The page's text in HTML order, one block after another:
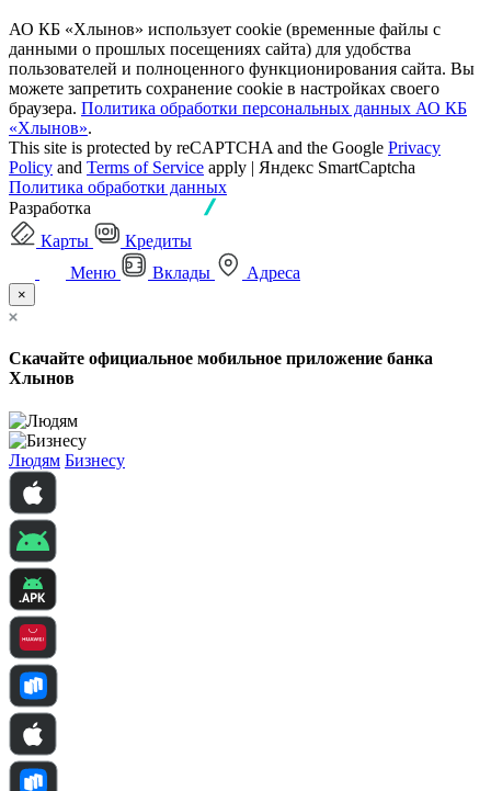
АО КБ «Хлынов» использует cookie (временные файлы с
данными о прошлых посещениях сайта) для удобства
пользователей и полноценного функционирования сайта. Вы
можете запретить сохранение cookie в настройках своего
браузера. Политика обработки персональных данных АО КБ
«Хлынов».
This site is protected by reCAPTCHA and the Google Privacy
Policy and Terms of Service apply | Яндекс SmartCaptcha
Политика обработки данных
Разработка
Карты
Кредиты
Меню
Вклады Адреса
×
Скачайте официальное мобильное приложение банка
Хлынов
Людям Бизнесу